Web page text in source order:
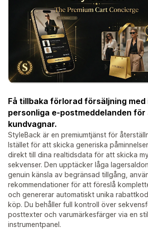
Få tillbaka förlorad försäljning
personliga e-postmeddelanden
kundvagnar.
StyleBack är en premiumtjänst för
Istället för att skicka generiska
direkt till dina realtidsdata för att skicka
sekvenser. Den upptäcker låga
genuin känsla av begränsad tillgång,
rekommendationer för att föreslå
och genererar automatiskt unika
köp. Du behåller full kontroll över
posttexter och varumärkesfärger via en
instrumentpanel.